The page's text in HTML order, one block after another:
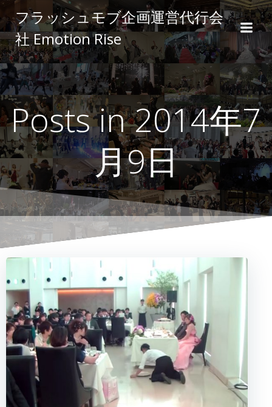
ン
テ
ン
ツ
へ
ス
キ
ッ
プ
フラッシュモブ企画運営代行会
社 Emotion Rise
Posts in 2014年7
月9日